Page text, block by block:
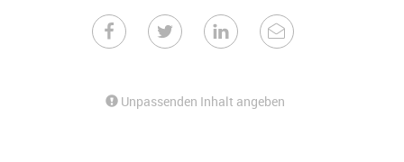
Unpassenden Inhalt angeben